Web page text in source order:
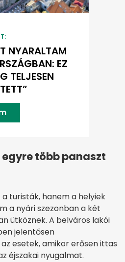
NYARALTAM
EZ
TELJESEN
több panaszt
turisták, hanem a helyiek
a nyári szezonban a két
ütköznek. A belváros lakói
jelentősen
esetek, amikor erősen ittas
éjszakai nyugalmat.